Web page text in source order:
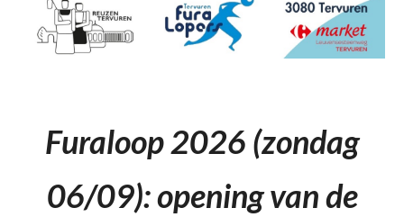
Furaloop 2026 (zondag
06/09): opening van de